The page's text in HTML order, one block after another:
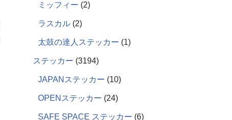
ミッフィー 2
ラスカル 2
太鼓の達人ステッカー 1
ステッカー 3194
JAPANステッカー 10
OPENステッカー 24
SAFE SPACE ステッカー 6